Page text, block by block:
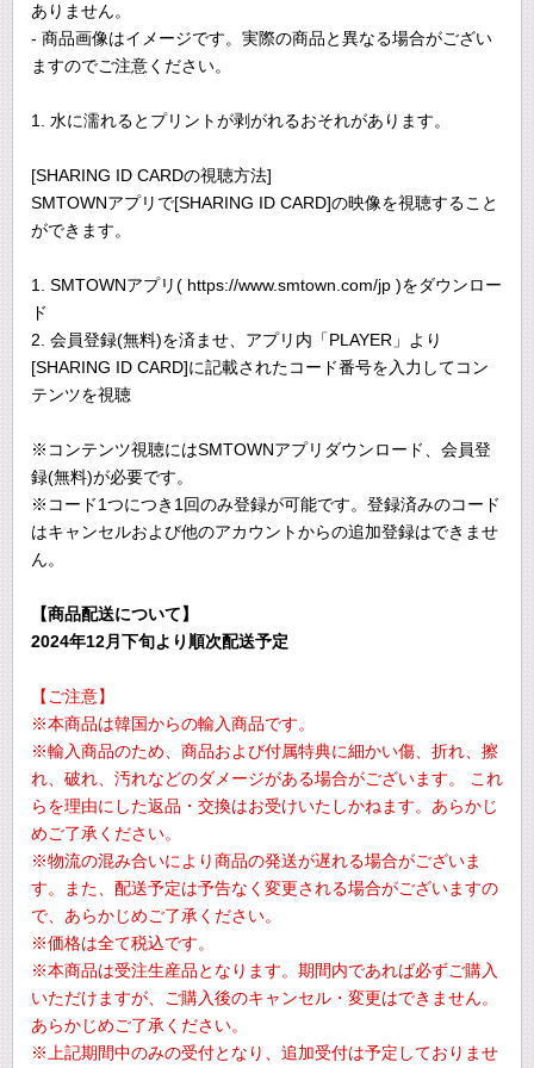
ありません。
- 商品画像はイメージです。実際の商品と異なる場合がござい
ますのでご注意ください。
1. 水に濡れるとプリントが剥がれるおそれがあります。
[SHARING ID CARDの視聴方法]
SMTOWNアプリで[SHARING ID CARD]の映像を視聴すること
ができます。
1. SMTOWNアプリ( https://www.smtown.com/jp )をダウンロー
ド
2. 会員登録(無料)を済ませ、アプリ内「PLAYER」より
[SHARING ID CARD]に記載されたコード番号を入力してコン
テンツを視聴
※コンテンツ視聴にはSMTOWNアプリダウンロード、会員登
録(無料)が必要です。
※コード1つにつき1回のみ登録が可能です。登録済みのコード
はキャンセルおよび他のアカウントからの追加登録はできませ
ん。
【商品配送について】
2024年12月下旬より順次配送予定
【ご注意】
※本商品は韓国からの輸入商品です。
※輸入商品のため、商品および付属特典に細かい傷、折れ、擦
れ、破れ、汚れなどのダメージがある場合がございます。 これ
らを理由にした返品・交換はお受けいたしかねます。あらかじ
めご了承ください。
※物流の混み合いにより商品の発送が遅れる場合がございま
す。また、配送予定は予告なく変更される場合がございますの
で、あらかじめご了承ください。
※価格は全て税込です。
※本商品は受注生産品となります。期間内であれば必ずご購入
いただけますが、ご購入後のキャンセル・変更はできません。
あらかじめご了承ください。
※上記期間中のみの受付となり、追加受付は予定しておりませ